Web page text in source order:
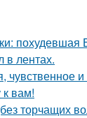
в лентах.
вам!
торчащих